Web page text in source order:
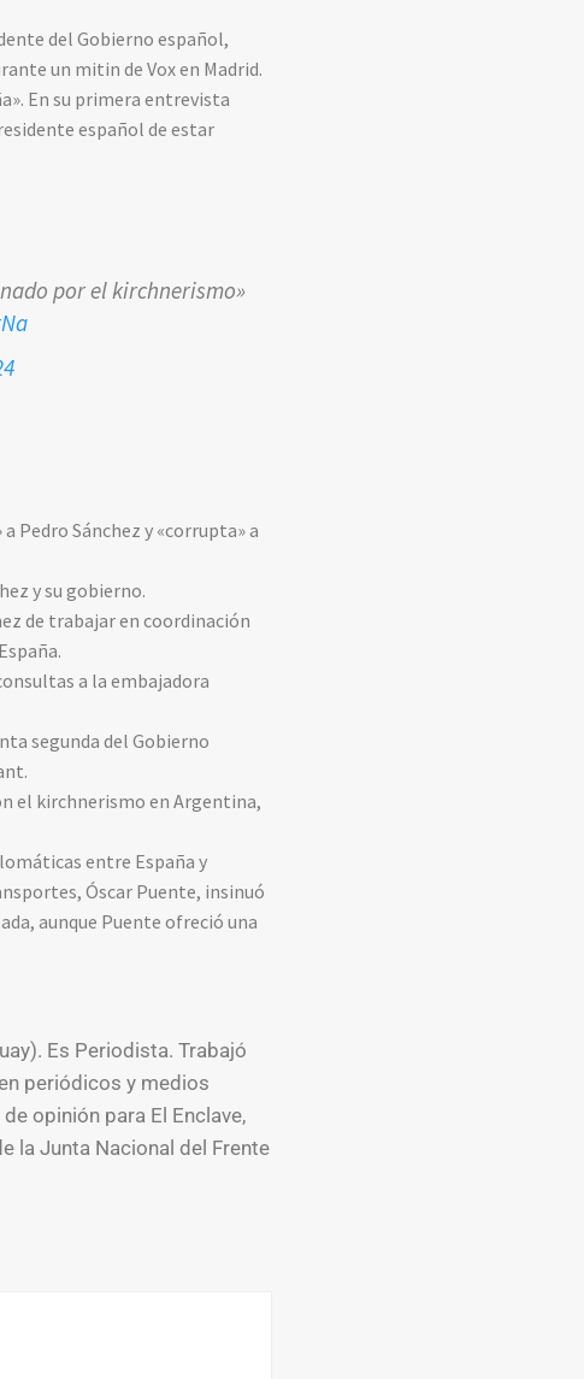
del Gobierno español,
un mitin de Vox en Madrid.
En su primera entrevista
español de estar
por el kirchnerismo»
Pedro Sánchez y «corrupta» a
y su gobierno.
de trabajar en coordinación
a la embajadora
segunda del Gobierno
el kirchnerismo en Argentina,
entre España y
Óscar Puente, insinuó
aunque Puente ofreció una
Es Periodista. Trabajó
periódicos y medios
opinión para El Enclave,
la Junta Nacional del Frente